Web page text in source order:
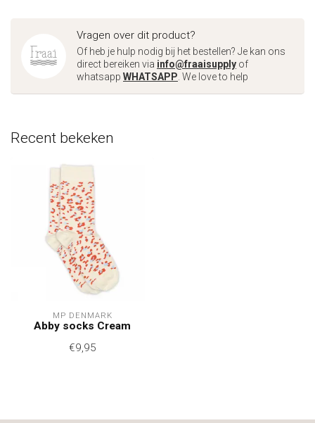
Vragen over dit product?
Of heb je hulp nodig bij het bestellen? Je kan ons
direct bereiken via info@fraaisupply of
whatsapp WHATSAPP . We love to help
Recent bekeken
MP DENMARK
Abby socks Cream
€9,95